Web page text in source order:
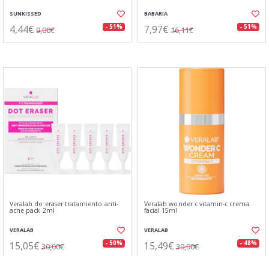
SUNKISSED
4,44€ 9,00€ - 51%
BABARIA
7,97€ 16,11€ - 51%
Veralab do eraser tratamiento anti-
acne pack 2ml
VERALAB
15,05€ 30,00€ - 50%
Veralab wonder c vitamin-c crema
facial 15ml
VERALAB
15,49€ 30,00€ - 48%